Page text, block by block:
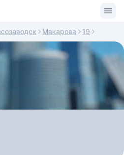
Макарова 19